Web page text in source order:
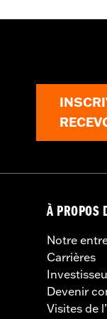
la serrure. Les
À PROPOS
Notre
Carrières
Devenir
Visites de